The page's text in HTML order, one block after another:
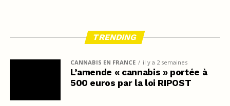
TRENDING
CANNABIS EN FRANCE il y a 2 semaines
L’amende « cannabis » portée à
500 euros par la loi RIPOST